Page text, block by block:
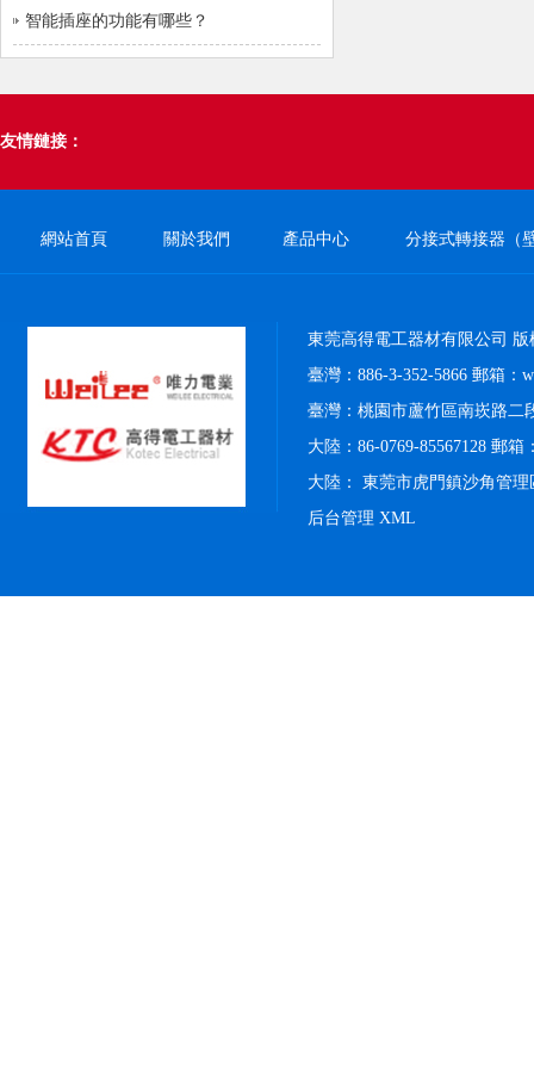
智能插座的功能有哪些？
友情鏈接：
網站首頁 關於我們 產品中心 分接式轉接器（
東莞高得電工器材有限公司
臺灣：886-3-352-5866 郵箱：
臺灣：桃園市蘆竹區南崁路二
大陸：86-0769-85567128 郵箱
大陸： 東莞市虎門鎮沙角管理
后台管理 XML